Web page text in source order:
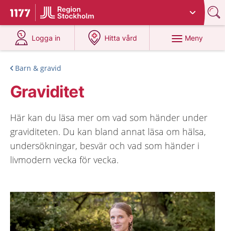
Till startsidan för 1177
Du har valt region
Logga in
på 1177.se
Hitta vård
på 1177.se
Meny
Barn & gravid
Graviditet
Här kan du läsa mer om vad som händer under
graviditeten. Du kan bland annat läsa om hälsa,
undersökningar, besvär och vad som händer i
livmodern vecka för vecka.